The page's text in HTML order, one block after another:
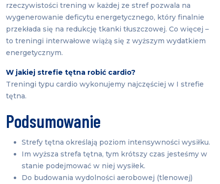
rzeczywistości trening w każdej ze stref pozwala na
wygenerowanie deficytu energetycznego, który finalnie
przekłada się na redukcję tkanki tłuszczowej. Co więcej –
to treningi interwałowe wiążą się z wyższym wydatkiem
energetycznym.
W jakiej strefie tętna robić cardio?
Treningi typu cardio wykonujemy najczęściej w I strefie
tętna.
Podsumowanie
Strefy tętna określają poziom intensywności wysiłku.
Im wyższa strefa tętna, tym krótszy czas jesteśmy w
stanie podejmować w niej wysiłek.
Do budowania wydolności aerobowej (tlenowej)